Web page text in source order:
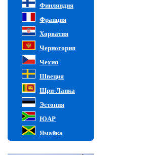
Финляндия
Франция
Хорватия
Черногория
Чехия
Швеция
Шри-Ланка
Эстония
ЮАР
Ямайка